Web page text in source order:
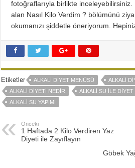
fotoğraflarıyla birlikte
alan Nasıl Kilo Verdim ? bölümünü
okumanızı şiddetle öneriyorum.
Etiketler ALKALI DIYET MENÜSÜ
ALKALI
ALKALI DIYETI NEDIR
ALKALI SU ILE DIYET
ALKALI SU YAPIMI
Önceki
1 Haftada 2 Kilo Verdiren Yaz
Diyeti ile Zayıflayın
Göbek